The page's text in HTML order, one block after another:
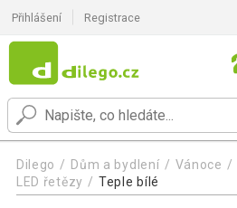
Přihlášení Registrace
Dilego Dům a bydlení Vánoce
LED řetězy
Teple bílé